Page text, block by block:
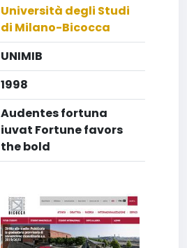
Università degli Studi
di Milano-Bicocca
UNIMIB
1998
Audentes fortuna
iuvat Fortune favors
the bold